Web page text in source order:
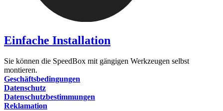
Einfache Installation
Sie können die SpeedBox mit gängigen Werkzeugen selbst
montieren.
Geschäftsbedingungen
Datenschutz
Datenschutzbestimmungen
Reklamation